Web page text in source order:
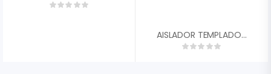
AISLADOR TEMPLADOR NEGRO SIN GANCHO HG-HS